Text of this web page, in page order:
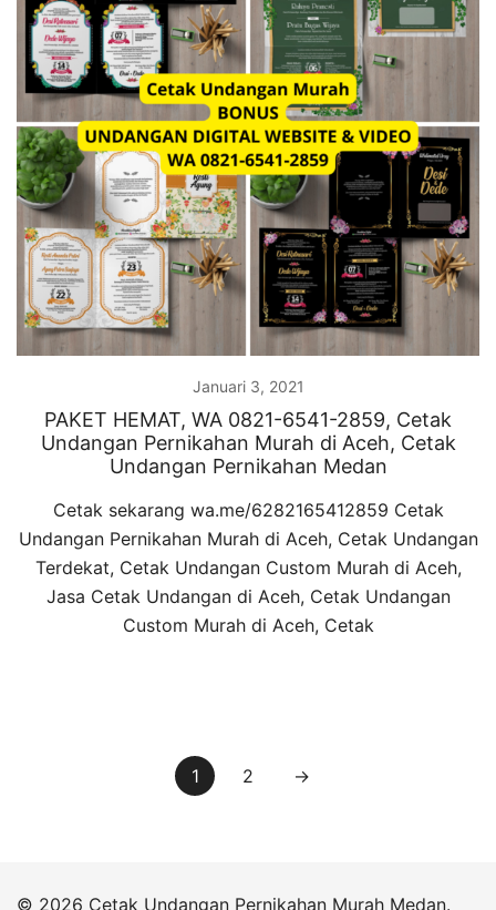
Januari 3, 2021
PAKET HEMAT, WA 0821-6541-2859, Cetak
Undangan Pernikahan Murah di Aceh, Cetak
Undangan Pernikahan Medan
Cetak sekarang wa.me/6282165412859 Cetak
Undangan Pernikahan Murah di Aceh, Cetak Undangan
Terdekat, Cetak Undangan Custom Murah di Aceh,
Jasa Cetak Undangan di Aceh, Cetak Undangan
Custom Murah di Aceh, Cetak
1 2 →
© 2026 Cetak Undangan Pernikahan Murah Medan.